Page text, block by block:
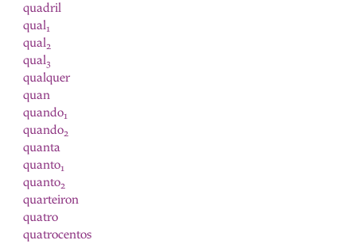
quadril
qual1
qual2
qual3
qualquer
quan
quando1
quando2
quanta
quanto1
quanto2
quarteiron
quatro
quatrocentos